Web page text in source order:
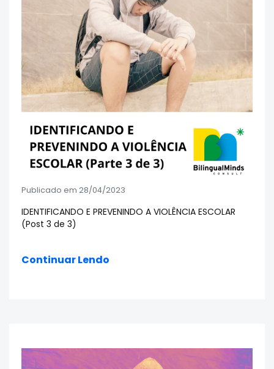
Publicado em 28/04/2023
IDENTIFICANDO E PREVENINDO A VIOLÊNCIA ESCOLAR
(Post 3 de 3)
Continuar Lendo